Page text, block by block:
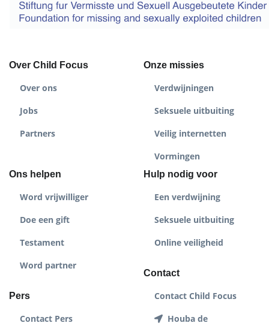
Over Child Focus
Over ons
Jobs
Partners
Onze missies
Verdwijningen
Seksuele uitbuiting
Veilig internetten
Vormingen
Ons helpen
Word vrijwilliger
Doe een gift
Testament
Word partner
Pers
Contact Pers
Hulp nodig voor
Een verdwijning
Seksuele uitbuiting
Online veiligheid
Contact
Contact Child Focus
Houba de